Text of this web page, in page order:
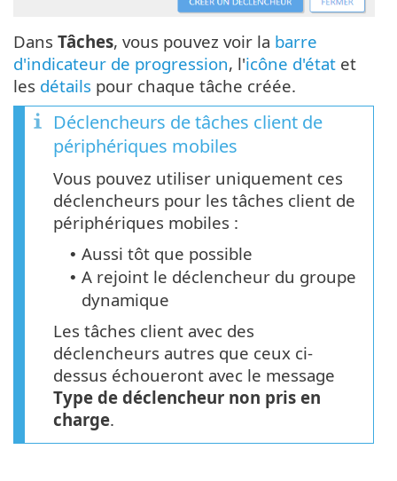
Dans Tâches, vous pouvez voir la barre
d'indicateur de progression, l'icône d'état et
les détails pour chaque tâche créée.
Déclencheurs de tâches client de
périphériques mobiles
Vous pouvez utiliser uniquement ces
déclencheurs pour les tâches client de
périphériques mobiles :
• Aussi tôt que possible
• A rejoint le déclencheur du groupe
dynamique
Les tâches client avec des
déclencheurs autres que ceux ci-
dessus échoueront avec le message
Type de déclencheur non pris en
charge.